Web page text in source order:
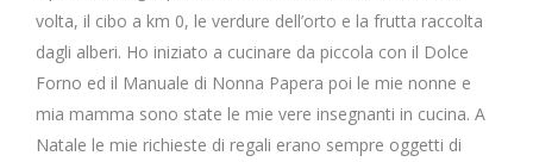
volta, il cibo a km 0, le verdure dell’orto e la frutta raccolta
dagli alberi. Ho iniziato a cucinare da piccola con il Dolce
Forno ed il Manuale di Nonna Papera poi le mie nonne e
mia mamma sono state le mie vere insegnanti in cucina. A
Natale le mie richieste di regali erano sempre oggetti di